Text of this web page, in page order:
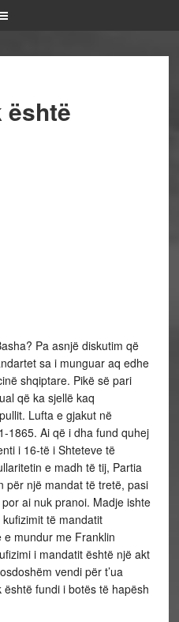
është
Pa asnjë diskutim që
sa i munguar aq edhe
shqiptare. Pikë së pari
që ka sjellë kaq
Lufta e gjakut në
1865. Ai që i dha fund quhej
i 16-të i Shteteve të
e madh të tij, Partia
për një mandat të tretë, pasi
ai nuk pranoi. Madje ishte
të mandatit
mundur me Franklin
i mandatit është një akt
vendi për t’ua
fundi i botës të hapësh